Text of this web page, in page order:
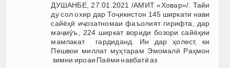
ДУШАНБЕ, 27.01.2021 /АМИТ «Ховар»/. Тайи
ду сол охир дар Тоҷикистон 145 ширкати нави
сайёҳӣ иҷозатномаи фаъолият гирифта, дар
маҷмӯъ, 224 ширкат вориди бозори сайёҳии
мамлакат гардиданд. Ин дар ҳолест, ки
Пешвои миллат муҳтарам Эмомалӣ Раҳмон
зимни ироаи Паёми навбатӣ аз